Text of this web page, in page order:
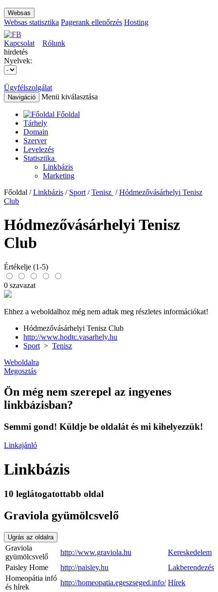
Websas
Websas statisztika Pagerank ellenőrzés Hosting
Kapcsolat
Rólunk
hirdetés
Nyelvek:
Ügyfélszolgálat
Navigáció Menü kiválasztása
Főoldal
Tárhely
Domain
Szerver
Levelezés
Statisztika
Linkbázis
Marketing
Főoldal /Linkbázis / Sport /Tenisz /Hódmezővásárhelyi Tenisz
Club
Hódmezővásárhelyi Tenisz
Club
Értékelje (1-5)
0 szavazat
Ehhez a weboldalhoz még nem adtak meg részletes információkat!
Hódmezővásárhelyi Tenisz Club
http://www.hodtc.vasarhely.hu
Sport > Tenisz
Weboldalra
Megosztás
Ön még nem szerepel az ingyenes
linkbázisban?
Semmi gond! Küldje be oldalát és mi kihelyezzük!
Linkajánló
Linkbázis
10 leglátogatottabb oldal
Graviola gyümölcsvelő
Ugrás az oldalra
Graviola
gyümölcsvelő
http://www.graviola.hu
Kereskedelem
Paisley Home
http://paisley.hu
Lakberendezés
Homeopátia infó
és hírek
http://homeopatia.egeszseged.info/ Hírek